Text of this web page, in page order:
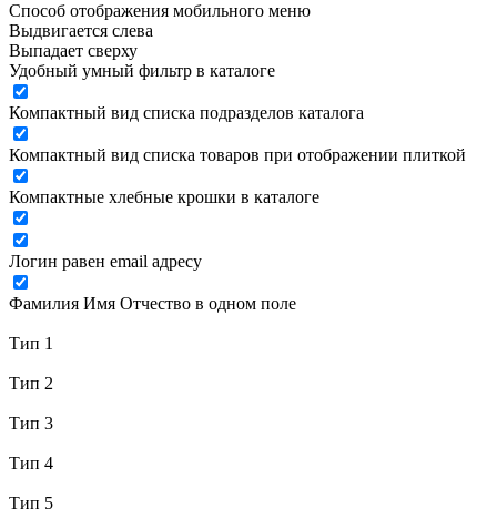
Способ отображения мобильного меню
Выдвигается слева
Выпадает сверху
Удобный умный фильтр в каталоге
Компактный вид списка подразделов каталога
Компактный вид списка товаров при отображении плиткой
Компактные хлебные крошки в каталоге
Логин равен email адресу
Фамилия Имя Отчество в одном поле
Тип 1
Тип 2
Тип 3
Тип 4
Тип 5